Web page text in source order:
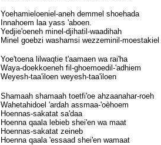
Yoehamieloeniel-aneh demmel shoehada
Innahoem laa yass 'aboen.
Yedjie'oeneh minel-djihatil-waadihah
Minel goebzi washamsi wezzeminil-moestakiel
Yoe'toena lilwaqtie t'aamaen wa rai'ha
Waya-doekkoeneh fil-ghoemoedil-'adhiem
Weyesh-taa'iloen weyesh-taa'iloen
Shamaah shamaah toetfi'oe ahzaanahar-roeh
Wahetahidoel 'ardah assmaa-'oèhoem
Hoennas-sakatat sa'daa
Hoenna qaala lebieb shei'en wa maat
Hoennas-sakatat zeineb
Hoenna qaala 'essaad shei'en wamaat